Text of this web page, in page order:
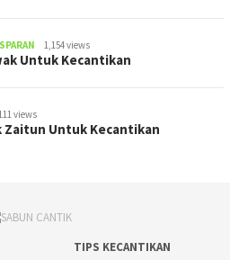
1,154 views
Untuk Kecantikan
views
Zaitun Untuk Kecantikan
TIPS KECANTIKAN